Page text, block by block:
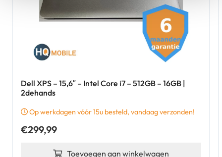
Dell XPS – 15,6″ – Intel Core i7 – 512GB – 16GB |
2dehands
Op werkdagen vóór 15u besteld, vandaag verzonden!
€299,99
Toevoegen aan winkelwagen